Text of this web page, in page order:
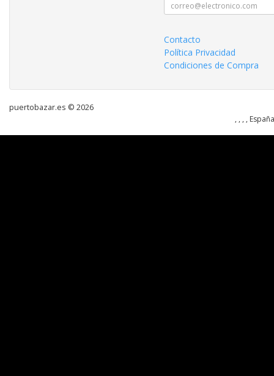
Contacto
Política Privacidad
Condiciones de Compra
puertobazar.es © 2026
, , , ,